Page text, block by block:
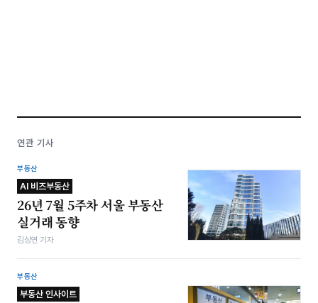
연관 기사
부동산
AI 비즈부동산
26년 7월 5주차 서울 부동산
실거래 동향
김상연 기자
부동산
부동산 인사이트